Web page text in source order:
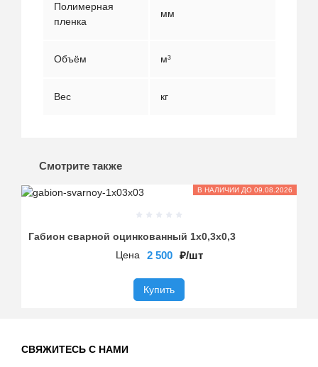
Полимерная
пленка
мм
Объём м³
Вес кг
Смотрите также
В НАЛИЧИИ ДО 09.08.2026
Габион сварной оцинкованный 1х0,3х0,3
Цена
2 500 ₽/шт
Купить
СВЯЖИТЕСЬ С НАМИ